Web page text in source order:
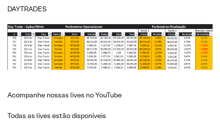
DAYTRADES
Acompanhe nossas lives no YouTube
Todas as lives estão disponíveis